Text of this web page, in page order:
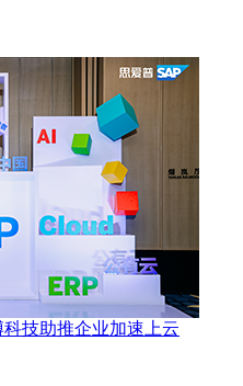
技助推企业加速上云